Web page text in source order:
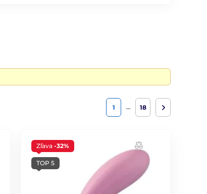
1 … 18
Zľava-32%
TOP 5